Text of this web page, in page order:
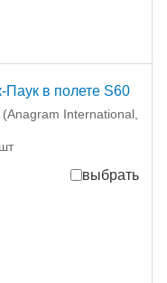
в полете S60
International,
выбрать